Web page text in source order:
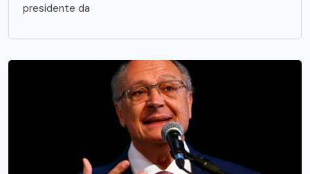
presidente da